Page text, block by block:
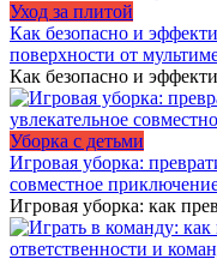
Уход за плитой
Как безопасно и
поверхности от
Как безопасно и
Уборка с детьми
Игровая уборка:
совместное
Игровая уборка: как